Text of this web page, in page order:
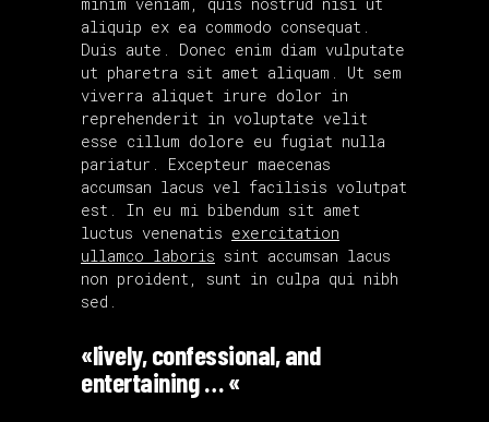
aliquip ex ea commodo consequat.
Duis aute. Donec enim diam vulputate
ut pharetra sit amet aliquam. Ut sem
viverra aliquet irure dolor in
reprehenderit in voluptate velit
esse cillum dolore eu fugiat nulla
pariatur. Excepteur maecenas
accumsan lacus vel facilisis volutpat
est. In eu mi bibendum sit amet
luctus venenatis exercitation
ullamco laboris sint accumsan lacus
non proident, sunt in culpa qui nibh
sed.
«lively, confessional, and
entertaining … «